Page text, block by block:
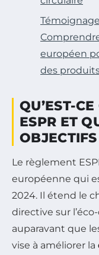
européen
des
QU’EST-
ESPR ET
Le règlement
européenne qui
2024. Il étend le
directive sur
auparavant que
vise à améliorer la